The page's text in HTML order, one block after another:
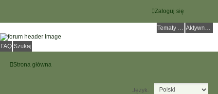
Zaloguj się
Tematy bez odpowiedzi Aktywne tematy
FAQ Szukaj
Strona główna
Język: